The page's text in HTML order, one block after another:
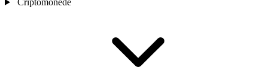
Criptomonede